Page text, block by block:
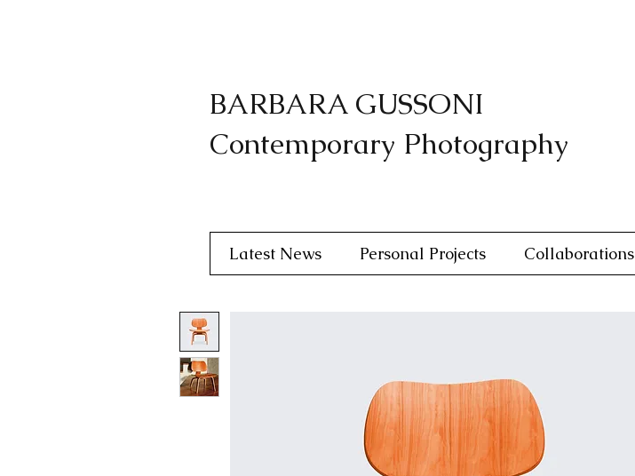
BARBARA GUSSONI
Contemporary Photography
Latest News Personal Projects Collaborations